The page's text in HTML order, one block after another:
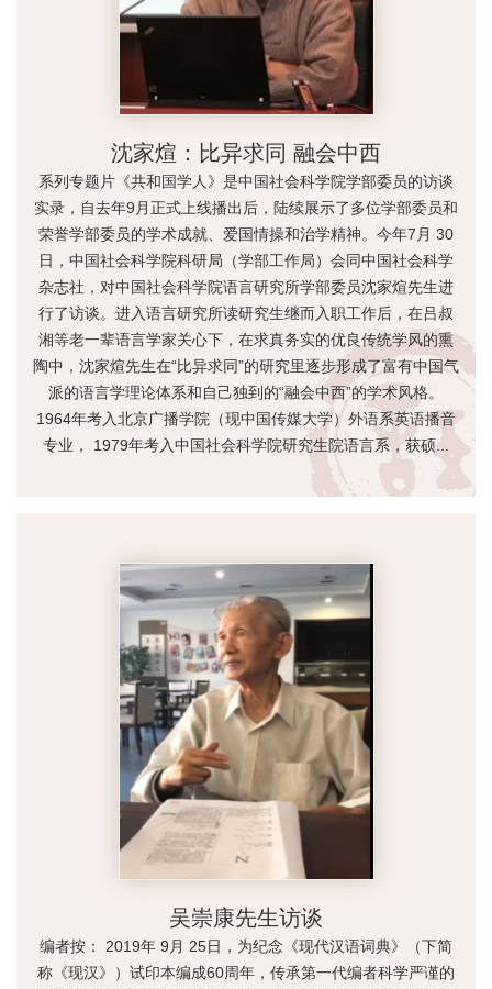
沈家煊：比异求同 融会中西
系列专题片《共和国学人》是中国社会科学院学部委员的访谈
实录，自去年9月正式上线播出后，陆续展示了多位学部委员和
荣誉学部委员的学术成就、爱国情操和治学精神。今年7月 30
日，中国社会科学院科研局（学部工作局）会同中国社会科学
杂志社，对中国社会科学院语言研究所学部委员沈家煊先生进
行了访谈。进入语言研究所读研究生继而入职工作后，在吕叔
湘等老一辈语言学家关心下，在求真务实的优良传统学风的熏
陶中，沈家煊先生在“比异求同”的研究里逐步形成了富有中国气
派的语言学理论体系和自己独到的“融会中西”的学术风格。
1964年考入北京广播学院（现中国传媒大学）外语系英语播音
专业， 1979年考入中国社会科学院研究生院语言系，获硕...
吴崇康先生访谈
编者按： 2019年 9月 25日，为纪念《现代汉语词典》（下简
称《现汉》）试印本编成60周年，传承第一代编者科学严谨的